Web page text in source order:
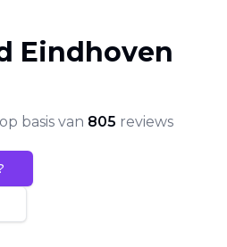
Eindhoven
op basis van 805 reviews